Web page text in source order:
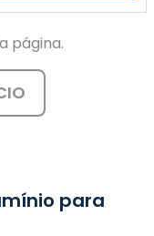
página.
para